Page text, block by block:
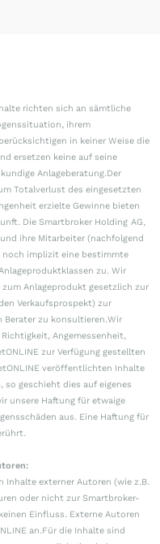
richten sich an sämtliche
ihrem
in keiner Weise die
ersetzen keine auf seine
Anlageberatung.Der
Totalverlust des eingesetzten
erzielte Gewinne bieten
Die Smartbroker Holding AG,
ihre Mitarbeiter (nachfolgend
noch implizit eine bestimmte
zu. Wir
Anlageprodukt gesetzlich zur
Verkaufsprospekt) zur
Berater zu konsultieren.Wir
Angemessenheit,
zur Verfügung gestellten
veröffentlichten Inhalte
so geschieht dies auf eigenes
unsere Haftung für etwaige
aus. Eine Haftung für
Inhalte externer Autoren (wie z.B.
oder nicht zur Smartbroker-
Einfluss. Externe Autoren
an.Für die Inhalte sind